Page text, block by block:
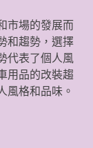
市場的發展而
和趨勢，選擇
代表了個人風
用品的改裝趨
風格和品味。